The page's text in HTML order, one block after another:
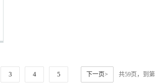
3 4 5 下一页> 共59页，到第